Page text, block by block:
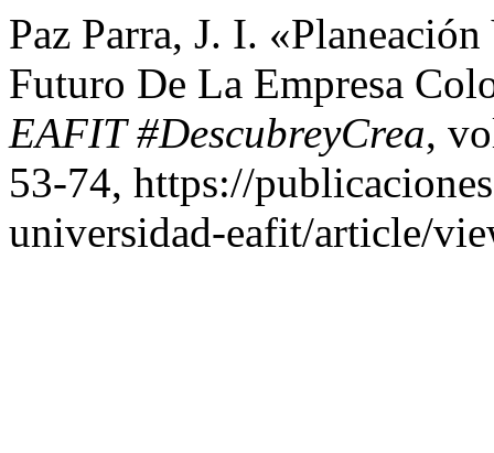
Paz Parra, J. I.
Futuro De La Empresa
EAFIT #DescubreyCrea,
53-74, https://
universidad-eafit/article/